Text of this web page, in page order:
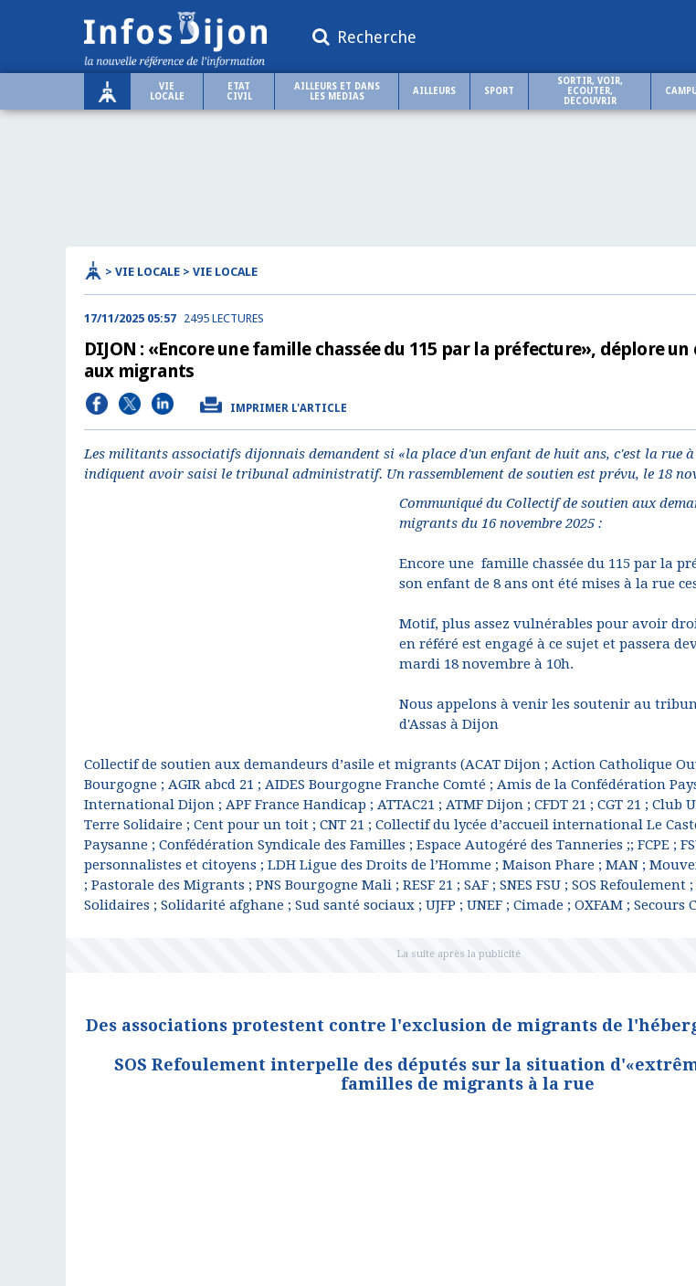
Recherche
VIE
LOCALE
ETAT
CIVIL
AILLEURS ET DANS
LES MEDIAS
AILLEURS SPORT
SORTIR, VOIR,
ECOUTER,
DECOUVRIR
> VIE LOCALE > VIE LOCALE
17/11/2025 05:57 2495 LECTURES
DIJON : «Encore une famille chassée du 115 par la préfecture», déplore
aux migrants
IMPRIMER L'ARTICLE
Les militants associatifs dijonnais demandent si «la place d'un enfant de huit ans, c'est la rue
indiquent avoir saisi le tribunal administratif. Un rassemblement de soutien est prévu, le 18
Communiqué du Collectif de soutien aux
migrants du 16 novembre 2025 :
Encore une famille chassée du 115 par la
son enfant de 8 ans ont été mises à la rue
Motif, plus assez vulnérables pour avoir
en référé est engagé à ce sujet et passera
mardi 18 novembre à 10h.
Nous appelons à venir les soutenir au
d'Assas à Dijon
Collectif de soutien aux demandeurs d’asile et migrants (ACAT Dijon ; Action Catholique
Bourgogne ; AGIR abcd 21 ; AIDES Bourgogne Franche Comté ; Amis de la Confédération
International Dijon ; APF France Handicap ; ATTAC21 ; ATMF Dijon ; CFDT 21 ; CGT 21 ; Club
Terre Solidaire ; Cent pour un toit ; CNT 21 ; Collectif du lycée d’accueil international Le
Paysanne ; Confédération Syndicale des Familles ; Espace Autogéré des Tanneries ;; FCPE ;
personnalistes et citoyens ; LDH Ligue des Droits de l’Homme ; Maison Phare ; MAN ;
; Pastorale des Migrants ; PNS Bourgogne Mali ; RESF 21 ; SAF ; SNES FSU ; SOS Refoulement ;
Solidaires ; Solidarité afghane ; Sud santé sociaux ; UJFP ; UNEF ; Cimade ; OXFAM ; Secours
Des associations protestent contre l'exclusion de migrants de
SOS Refoulement interpelle des députés sur la situation
familles de migrants à la rue